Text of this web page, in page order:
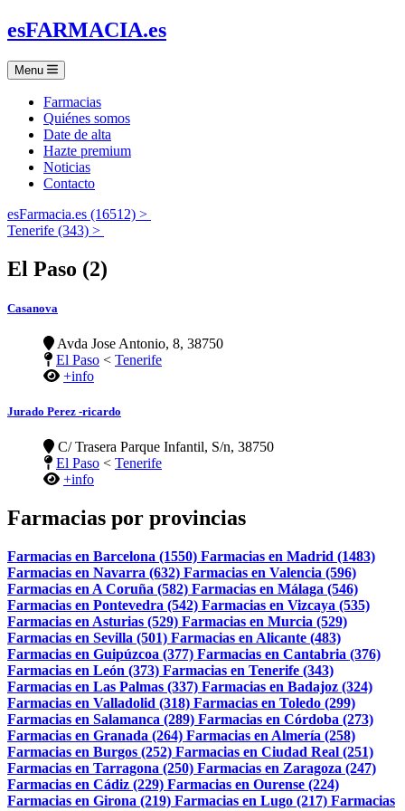
esFARMACIA.es
Menu
Farmacias
Quiénes somos
Date de alta
Hazte premium
Noticias
Contacto
esFarmacia.es (16512) >
Tenerife (343) >
El Paso (2)
Casanova
Avda Jose Antonio, 8, 38750
El Paso < Tenerife
+info
Jurado Perez -ricardo
C/ Trasera Parque Infantil, S/n, 38750
El Paso < Tenerife
+info
Farmacias por provincias
Farmacias en Barcelona (1550) Farmacias en Madrid (1483)
Farmacias en Navarra (632) Farmacias en Valencia (596)
Farmacias en A Coruña (582) Farmacias en Málaga (546)
Farmacias en Pontevedra (542) Farmacias en Vizcaya (535)
Farmacias en Asturias (529) Farmacias en Murcia (529)
Farmacias en Sevilla (501) Farmacias en Alicante (483)
Farmacias en Guipúzcoa (377) Farmacias en Cantabria (376)
Farmacias en León (373) Farmacias en Tenerife (343)
Farmacias en Las Palmas (337) Farmacias en Badajoz (324)
Farmacias en Valladolid (318) Farmacias en Toledo (299)
Farmacias en Salamanca (289) Farmacias en Córdoba (273)
Farmacias en Granada (264) Farmacias en Almería (258)
Farmacias en Burgos (252) Farmacias en Ciudad Real (251)
Farmacias en Tarragona (250) Farmacias en Zaragoza (247)
Farmacias en Cádiz (229) Farmacias en Ourense (224)
Farmacias en Girona (219) Farmacias en Lugo (217) Farmacias